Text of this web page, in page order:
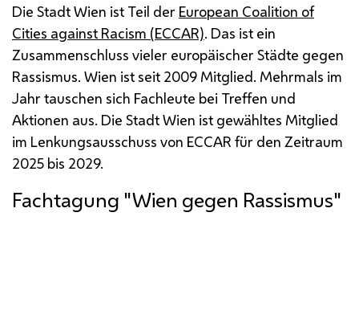
Die Stadt Wien ist Teil der European Coalition of
Cities against Racism (ECCAR). Das ist ein
Zusammenschluss vieler europäischer Städte gegen
Rassismus. Wien ist seit 2009 Mitglied. Mehrmals im
Jahr tauschen sich Fachleute bei Treffen und
Aktionen aus. Die Stadt Wien ist gewähltes Mitglied
im Lenkungsausschuss von ECCAR für den Zeitraum
2025 bis 2029.
Fachtagung "Wien gegen Rassismus"